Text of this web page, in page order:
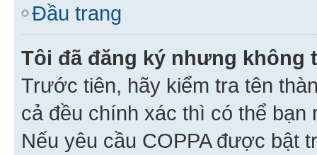
Đầu trang
Tôi đã đăng ký nhưng không
Trước tiên, hãy kiểm tra tên
cả đều chính xác thì có thể
Nếu yêu cầu COPPA được bật